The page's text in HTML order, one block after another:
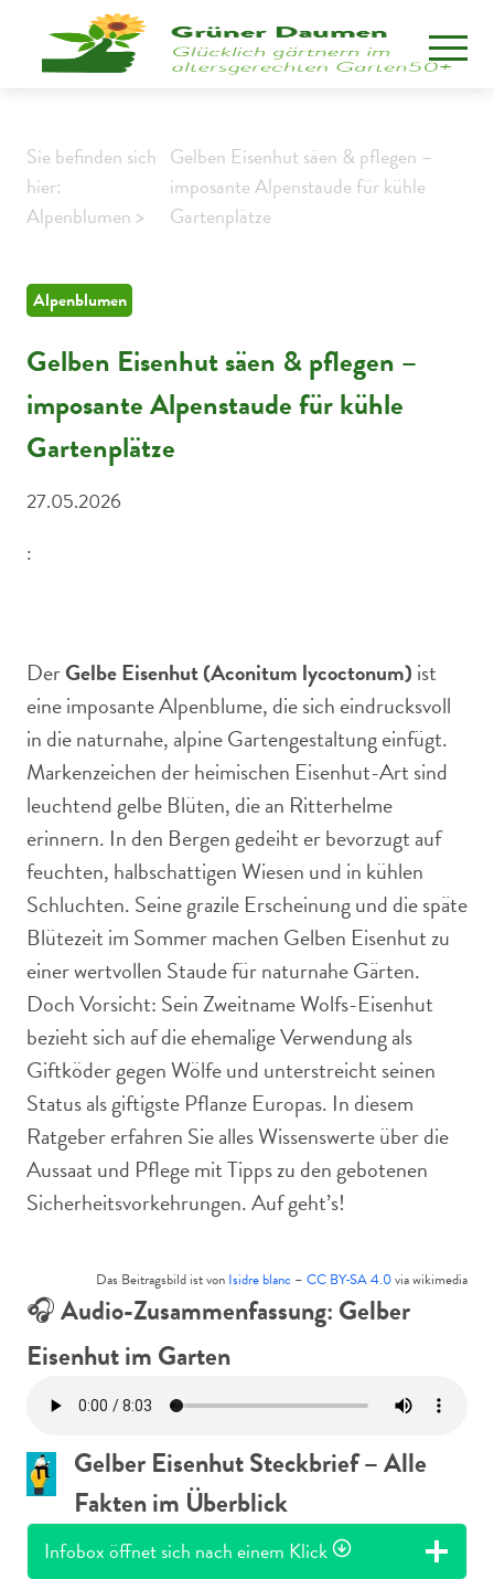
Sie befinden sich
hier:
Alpenblumen >
Gelben Eisenhut säen & pflegen –
imposante Alpenstaude für kühle
Gartenplätze
Alpenblumen
Gelben Eisenhut säen & pflegen –
imposante Alpenstaude für kühle
Gartenplätze
27.05.2026
:
DerGelbe Eisenhut (Aconitum lycoctonum) ist
eine imposante Alpenblume, die sich eindrucksvoll
in die naturnahe, alpine Gartengestaltung einfügt.
Markenzeichen der heimischen Eisenhut-Art sind
leuchtend gelbe Blüten, die an Ritterhelme
erinnern. In den Bergen gedeiht er bevorzugt auf
feuchten, halbschattigen Wiesen und in kühlen
Schluchten. Seine grazile Erscheinung und die späte
Blütezeit im Sommer machen Gelben Eisenhut zu
einer wertvollen Staude für naturnahe Gärten.
Doch Vorsicht: Sein Zweitname Wolfs-Eisenhut
bezieht sich auf die ehemalige Verwendung als
Giftköder gegen Wölfe und unterstreicht seinen
Status als giftigste Pflanze Europas. In diesem
Ratgeber erfahren Sie alles Wissenswerte über die
Aussaat und Pflege mit Tipps zu den gebotenen
Sicherheitsvorkehrungen. Auf geht’s!
Das Beitragsbild ist von Isidre blanc – CC BY-SA 4.0via wikimedia
🎧Audio-Zusammenfassung: Gelber
Eisenhut im Garten
Gelber Eisenhut Steckbrief – Alle
Fakten im Überblick
Infobox öffnet sich nach einem Klick